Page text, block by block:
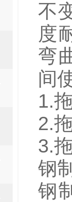
不
度
弯
间
1.
2.
3.
钢
钢